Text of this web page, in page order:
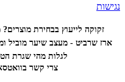
נגישות
זקוקה לייעוץ בבחירת
ארז שרביט - מעצב שיער מוביל
לגלות מהי שגרת
צרי קשר